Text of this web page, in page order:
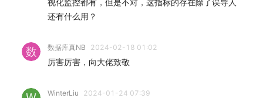
视化监控都有，但是不对，这指标的存在除了误导人
还有什么用？
数据库真NB 2024-02-18 01:02
厉害厉害，向大佬致敬
WinterLiu 2024-01-24 07:39